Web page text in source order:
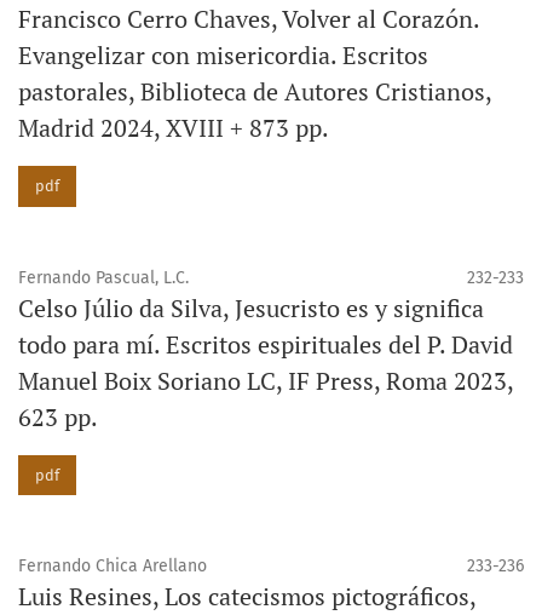
Francisco Cerro Chaves, Volver al Corazón.
Evangelizar con misericordia. Escritos
pastorales, Biblioteca de Autores Cristianos,
Madrid 2024, XVIII + 873 pp.
pdf
Fernando Pascual, L.C. 232-233
Celso Júlio da Silva, Jesucristo es y significa
todo para mí. Escritos espirituales del P. David
Manuel Boix Soriano LC, IF Press, Roma 2023,
623 pp.
pdf
Fernando Chica Arellano 233-236
Luis Resines, Los catecismos pictográficos,